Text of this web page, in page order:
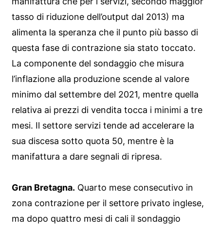
tasso di riduzione dell’output dal 2013) ma
alimenta la speranza che il punto più basso di
questa fase di contrazione sia stato toccato.
La componente del sondaggio che misura
l’inflazione alla produzione scende al valore
minimo dal settembre del 2021, mentre quella
relativa ai prezzi di vendita tocca i minimi a tre
mesi. Il settore servizi tende ad accelerare la
sua discesa sotto quota 50, mentre è la
manifattura a dare segnali di ripresa.
Gran Bretagna. Quarto mese consecutivo in
zona contrazione per il settore privato inglese,
ma dopo quattro mesi di cali il sondaggio